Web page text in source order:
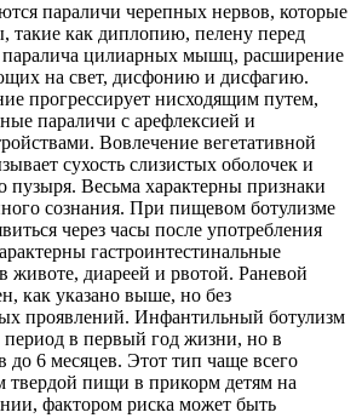
параличи черепных нервов, которые
как диплопию, пелену перед
паралича цилиарных мышц, расширение
на свет, дисфонию и дисфагию.
прогрессирует нисходящим путем,
параличи с арефлексией и
Вовлечение вегетативной
сухость слизистых оболочек и
пузыря. Весьма характерны признаки
сознания. При пищевом ботулизме
через часы после употребления
гастроинтестинальные
животе, диареей и рвотой. Раневой
как указано выше, но без
проявлений. Инфантильный ботулизм
период в первый год жизни, но в
до 6 месяцев. Этот тип чаще всего
твердой пищи в прикорм детям на
фактором риска может быть